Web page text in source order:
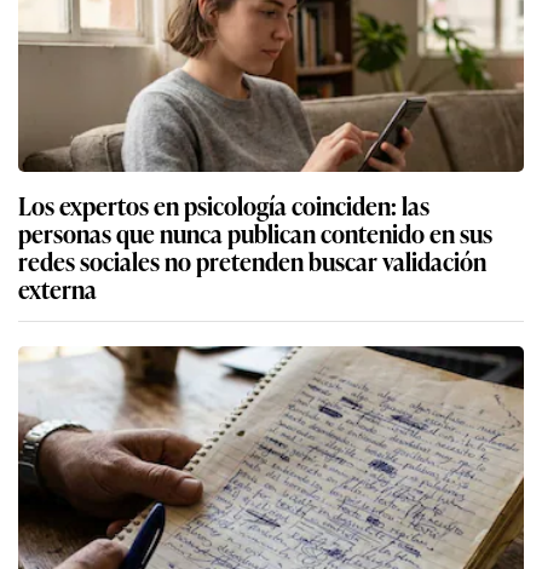
Los expertos en psicología coinciden: las
personas que nunca publican contenido en sus
redes sociales no pretenden buscar validación
externa